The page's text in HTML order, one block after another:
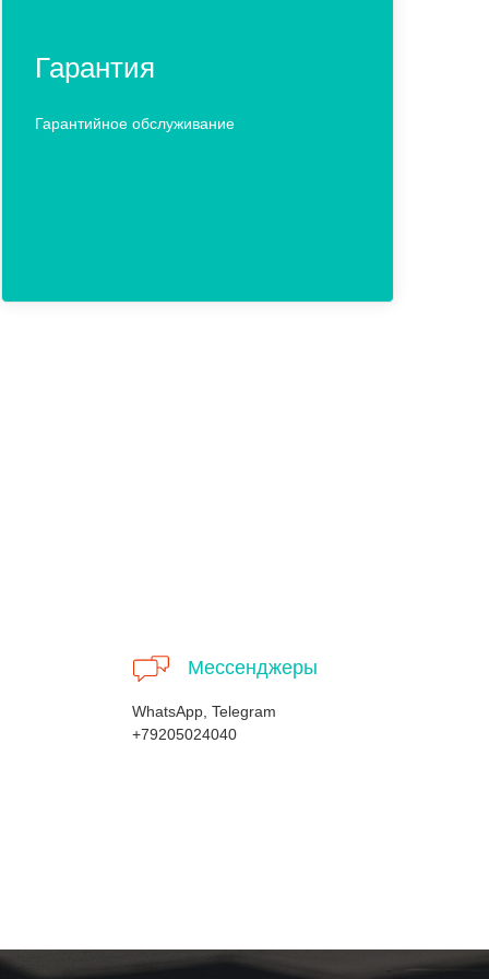
Гарантия
Гарантийное обслуживание
Мессенджеры
WhatsApp, Telegram
+79205024040